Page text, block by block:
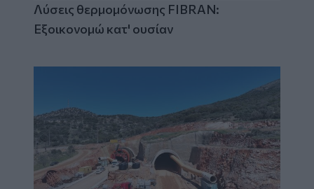
Λύσεις θερμομόνωσης FIBRAN:
Εξοικονομώ κατ' ουσίαν